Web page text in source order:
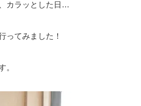
カラッとした日…
ってみました！
。